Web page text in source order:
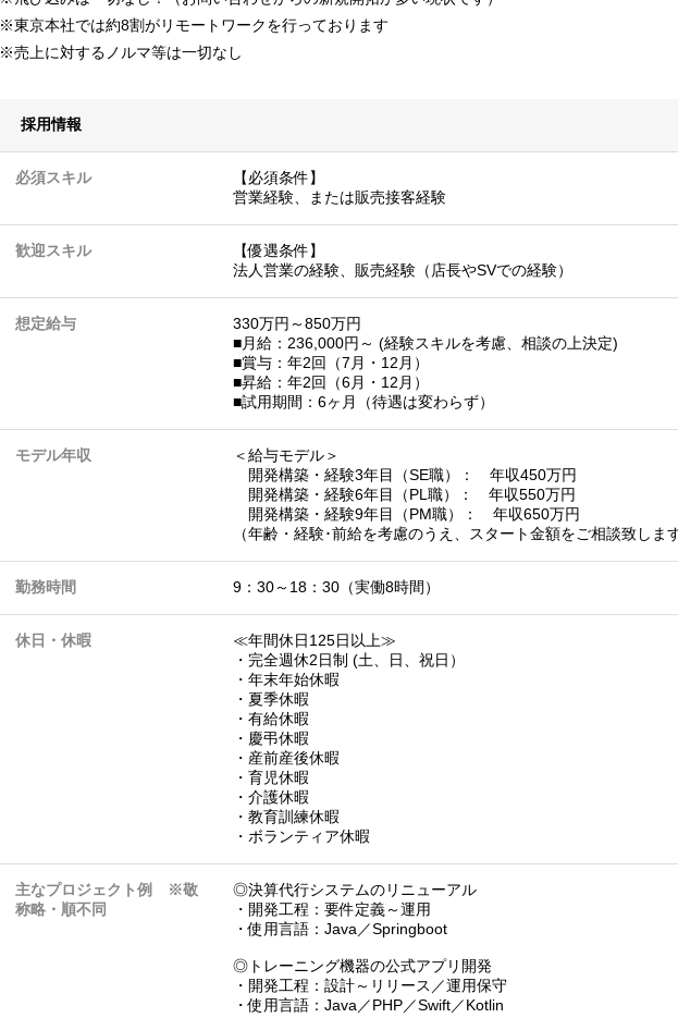
※東京本社では約8割がリモートワークを行っております
※売上に対するノルマ等は一切なし
採用情報
必須スキル
【必須条件】
営業経験、または販売接客経験
歓迎スキル
【優遇条件】
法人営業の経験、販売経験（店長やSVでの経験）
想定給与
330万円～850万円
■月給：236,000円～ (経験スキルを考慮、相談の上決定)
■賞与：年2回（7月・12月）
■昇給：年2回（6月・12月）
■試用期間：6ヶ月（待遇は変わらず）
モデル年収
＜給与モデル＞
開発構築・経験3年目（SE職）： 年収450万円
開発構築・経験6年目（PL職）： 年収550万円
開発構築・経験9年目（PM職）： 年収650万円
（年齢・経験･前給を考慮のうえ、スタート金額をご相談致しま
勤務時間 9：30～18：30（実働8時間）
休日・休暇
≪年間休日125日以上≫
・完全週休2日制 (土、日、祝日）
・年末年始休暇
・夏季休暇
・有給休暇
・慶弔休暇
・産前産後休暇
・育児休暇
・介護休暇
・教育訓練休暇
・ボランティア休暇
主なプロジェクト例 ※敬
称略・順不同
◎決算代行システムのリニューアル
・開発工程：要件定義～運用
・使用言語：Java／Springboot
◎トレーニング機器の公式アプリ開発
・開発工程：設計～リリース／運用保守
・使用言語：Java／PHP／Swift／Kotlin